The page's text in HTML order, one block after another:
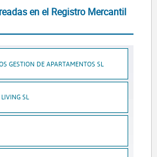
en el Registro Mercantil
GESTION DE APARTAMENTOS SL
SL